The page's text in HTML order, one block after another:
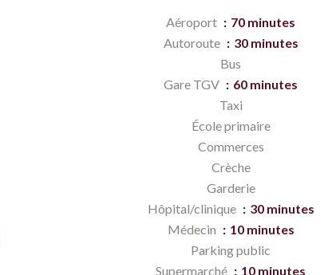
Aéroport
70 minutes
Autoroute
30 minutes
Bus
Gare TGV
60 minutes
Taxi
École primaire
Commerces
Crèche
Garderie
Hôpital/clinique
30 minutes
Médecin
10 minutes
Parking public
Supermarché
10 minutes